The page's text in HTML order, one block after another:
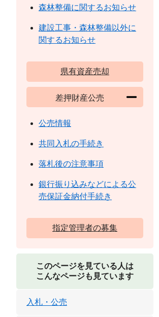
森林整備に関するお知らせ
建設工事・森林整備以外に
関するお知らせ
県有資産売却
差押財産公売
公売情報
共同入札の手続き
落札後の注意事項
銀行振り込みなどによる公
売保証金納付手続き
指定管理者の募集
このページを見ている人は
こんなページも見ています
入札・公売